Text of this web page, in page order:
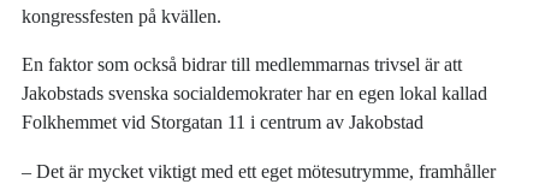
kongressfesten på kvällen.
En faktor som också bidrar till medlemmarnas trivsel är att
Jakobstads svenska socialdemokrater har en egen lokal kallad
Folkhemmet vid Storgatan 11 i centrum av Jakobstad
– Det är mycket viktigt med ett eget mötesutrymme, framhåller